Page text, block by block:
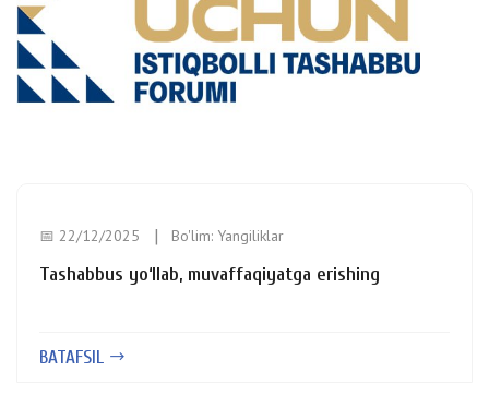
📅 22/12/2025 Bo'lim: Yangiliklar
Tashabbus yo‘llab, muvaffaqiyatga erishing
BATAFSIL